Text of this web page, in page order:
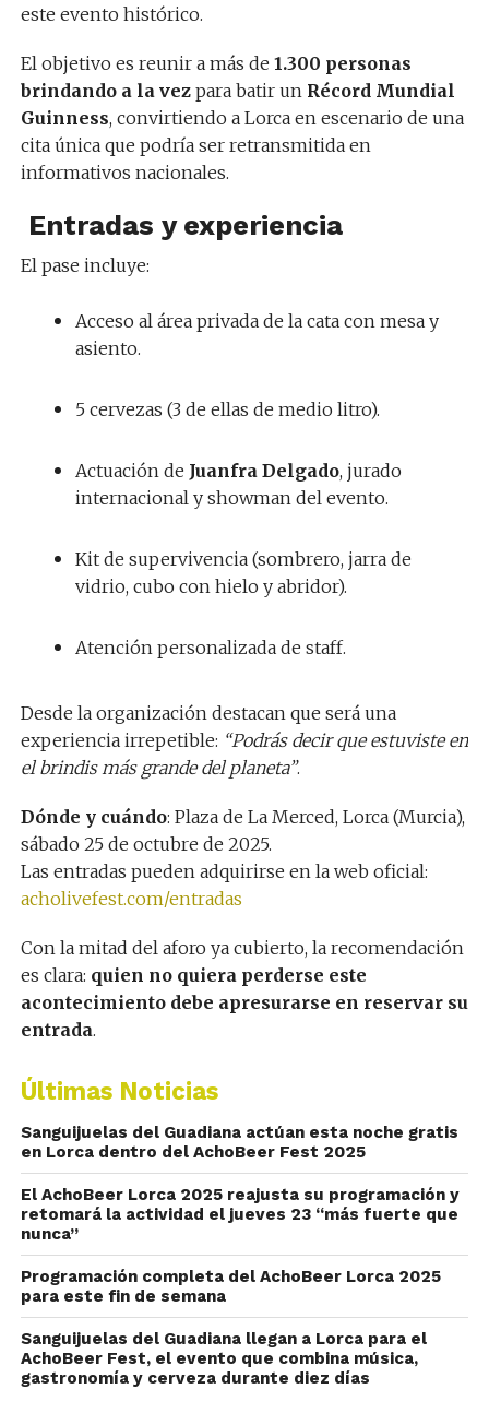
este evento histórico.
El objetivo es reunir a más de 1.300 personas
brindando a la vezpara batir un Récord Mundial
Guinness, convirtiendo a Lorca en escenario de una
cita única que podría ser retransmitida en
informativos nacionales.
️ Entradas y experiencia
El pase incluye:
Acceso al área privada de la cata con mesa y
asiento.
5 cervezas (3 de ellas de medio litro).
Actuación de Juanfra Delgado, jurado
internacional y showman del evento.
Kit de supervivencia (sombrero, jarra de
vidrio, cubo con hielo y abridor).
Atención personalizada de staff.
Desde la organización destacan que será una
experiencia irrepetible: “Podrás decir que estuviste en
el brindis más grande del planeta”.
Dónde y cuándo: Plaza de La Merced, Lorca (Murcia),
sábado 25 de octubre de 2025.
Las entradas pueden adquirirse en la web oficial:
acholivefest.com/entradas
Con la mitad del aforo ya cubierto, la recomendación
es clara: quien no quiera perderse este
acontecimiento debe apresurarse en reservar su
entrada.
Últimas Noticias
Sanguijuelas del Guadiana actúan esta noche gratis
en Lorca dentro del AchoBeer Fest 2025
El AchoBeer Lorca 2025 reajusta su programación y
retomará la actividad el jueves 23 “más fuerte que
nunca”
Programación completa del AchoBeer Lorca 2025
para este fin de semana
Sanguijuelas del Guadiana llegan a Lorca para el
AchoBeer Fest, el evento que combina música,
gastronomía y cerveza durante diez días